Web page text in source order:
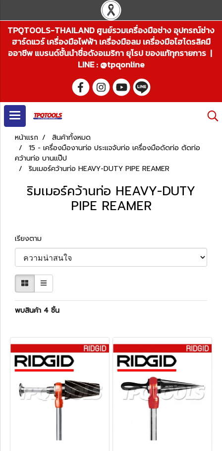
TPQTOOLS-THAILAND ศูนย์รวมเครื่องมือช่าง อุปกรณ์ช่าง
ฮาร์ดแวร์ เครื่องมือไฟฟ้า เครื่องมือลม เครื่องมือไฮโดรลิคมื
ออาชีพ แบรนด์ชั้นนำชื่อดังอเมริกา ยุโรป ของแท้ทุกรายการ |
LINE : @tpqonline
หน้าแรก
สินค้าทั้งหมด
15 - เครื่องมืองานท่อ ประแจจับท่อ เครื่องมือดัดท่อ ตัดท่อ
คว้านท่อ บานแป๊ป
ริมเมอร์คว้านท่อ HEAVY-DUTY PIPE REAMER
ริมเมอร์คว้านท่อ HEAVY-DUTY
PIPE REAMER
เรียงตาม
พบสินค้า 4 ชิ้น